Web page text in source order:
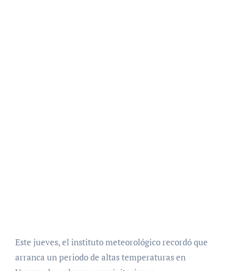
Este jueves, el instituto meteorológico recordó que
arranca un periodo de altas temperaturas en